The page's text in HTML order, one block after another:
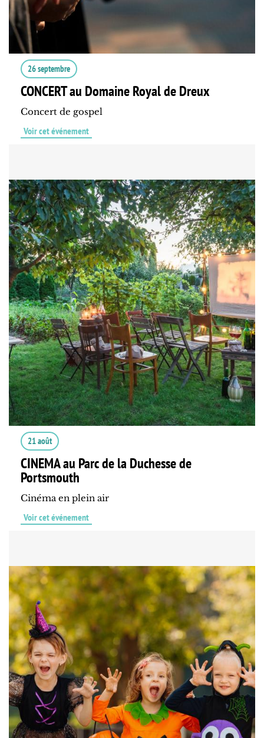
26 septembre
CONCERT au Domaine Royal de Dreux
Concert de gospel
Voir cet événement
21 août
CINEMA au Parc de la Duchesse de
Portsmouth
Cinéma en plein air
Voir cet événement